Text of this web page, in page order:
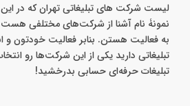
لیست شرکت های تبلیغاتی تهران که در این
نمونۀ نام آشنا از شرکت‌های مختلفی
به فعالیت هستن. بنابر فعالیت خودتون
تبلیغاتی دارید یکی از این شرکت‌ها رو
تبلیغات حرفه‌ای حسابی بدرخشید!